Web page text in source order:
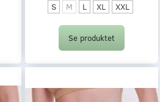
S M L XL XXL
Se produktet